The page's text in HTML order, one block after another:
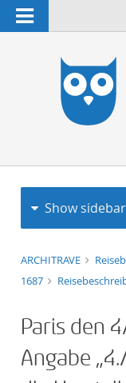
Navigation
Show sidebar
ARCHITRAVE
1687
Paris den
Angabe